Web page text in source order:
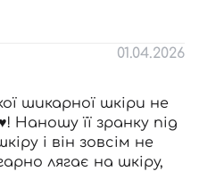
01.04.2026
шикарної шкіри не
Наношу її зранку під
і він зовсім не
лягає на шкіру,